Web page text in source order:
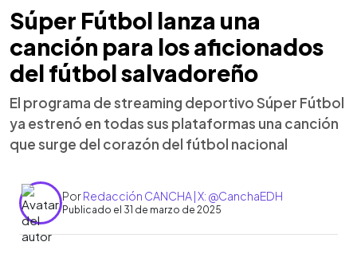
Súper Fútbol lanza una
canción para los aficionados
del fútbol salvadoreño
El programa de streaming deportivo Súper Fútbol
ya estrenó en todas sus plataformas una canción
que surge del corazón del fútbol nacional
PorRedacción CANCHA | X: @CanchaEDH
Publicado el 31 de marzo de 2025